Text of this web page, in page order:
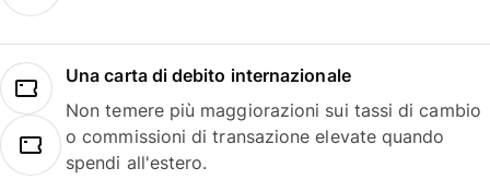
Una carta di debito internazionale
Non temere più maggiorazioni sui tassi di cambio
o commissioni di transazione elevate quando
spendi all'estero.